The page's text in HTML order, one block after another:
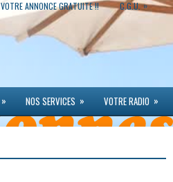
VOTRE ANNONCE GRATUITE !! C.G.U. »
» NOS SERVICES » VOTRE RADIO »